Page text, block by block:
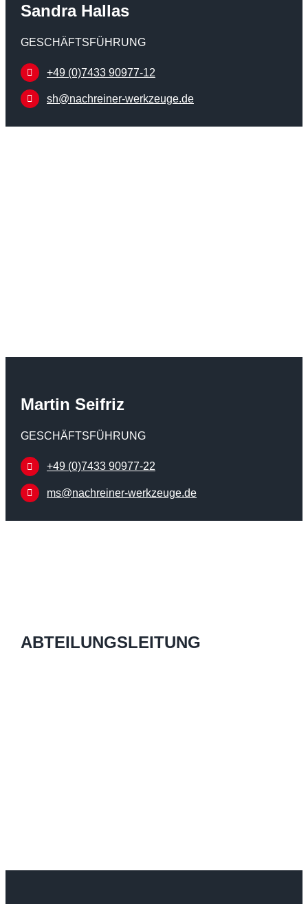
Sandra Hallas
GESCHÄFTSFÜHRUNG
+49 (0)7433 90977-12
sh@nachreiner-werkzeuge.de
Martin Seifriz
GESCHÄFTSFÜHRUNG
+49 (0)7433 90977-22
ms@nachreiner-werkzeuge.de
ABTEILUNGSLEITUNG